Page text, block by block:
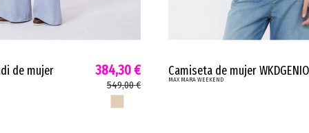
de mujer
Mara impermeable
384,30 €
549,00 €
Camiseta de mujer WKDGENIO
Max Mara lino algodón bordado
MAX MARA WEEKEND